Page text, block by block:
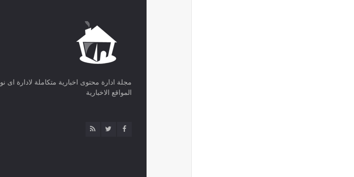
مجلة ادارة محتوى اخبارية متكاملة لادارة اى
المواقع الاخبارية